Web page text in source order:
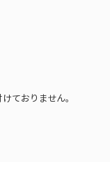
ておりません。